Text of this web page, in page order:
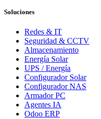
Soluciones
Redes & IT
Seguridad & CCTV
Almacenamiento
Energía Solar
UPS / Energía
Configurador Solar
Configurador NAS
Armador PC
Agentes IA
Odoo ERP